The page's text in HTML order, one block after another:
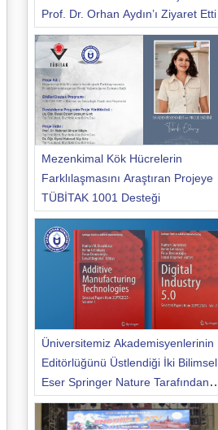
Prof. Dr. Orhan Aydın’ı Ziyaret Etti
Mezenkimal Kök Hücrelerin
Farklılaşmasını Araştıran Projeye
TÜBİTAK 1001 Desteği
Üniversitemiz Akademisyenlerinin
Editörlüğünü Üstlendiği İki Bilimsel
Eser Springer Nature Tarafından
Yayımlandı